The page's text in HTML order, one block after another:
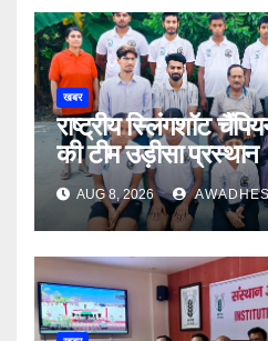
खबर
राष्ट्रीय स्लिंगशॉट
की टीम उड़ीसा प्रस्थान
AUG 8, 2026